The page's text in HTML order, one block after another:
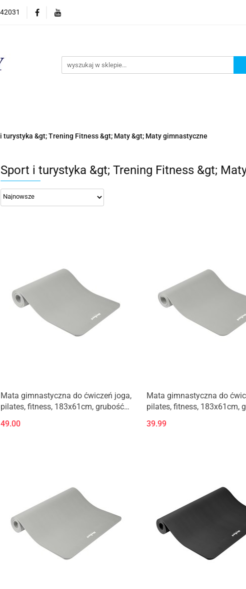
turystyka &gt; Trening Fitness &gt; Maty &gt; Maty gimnastyczne
Sport i turystyka &gt; Trening Fitness &gt;
Mata gimnastyczna do ćwiczeń joga,
pilates, fitness, 183x61cm, grubość
ACTIVE
49.00
Mata gimnastyczna do
pilates, fitness, 183x61cm,
ACTIVE
39.99